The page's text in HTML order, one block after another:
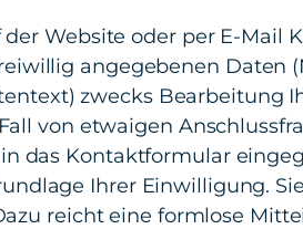
Website oder per E-Mail
angegebenen Daten
zwecks Bearbeitung
von etwaigen
das Kontaktformular
Ihrer Einwilligung.
reicht eine formlose